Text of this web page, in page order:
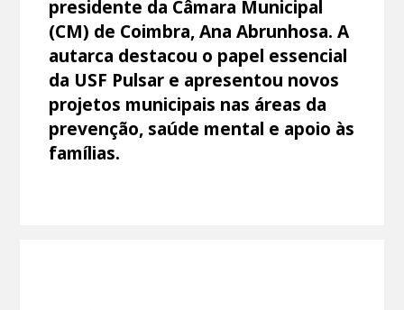
presidente da Câmara Municipal
(CM) de Coimbra, Ana Abrunhosa. A
autarca destacou o papel essencial
da USF Pulsar e apresentou novos
projetos municipais nas áreas da
prevenção, saúde mental e apoio às
famílias.